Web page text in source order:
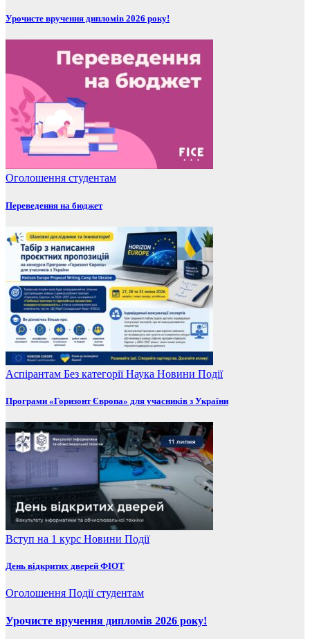
Урочисте вручення дипломів 2026 року!
Оголошення студентам
Переведення на бюджет
Аспірантам Без категоріїНаука Новини Події
Програми «Горизонт Європа» для учасників з України
Вступ на 1 курс Новини Події
День відкритих дверей ФІОТ
Оголошення Подіїстудентам
Урочисте вручення дипломів 2026 року!